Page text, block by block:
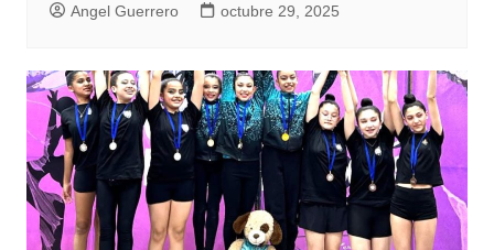
Angel Guerrero octubre 29, 2025